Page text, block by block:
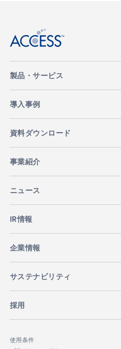
製品・サービス
導入事例
資料ダウンロード
事業紹介
ニュース
IR情報
企業情報
サステナビリティ
採用
使用条件